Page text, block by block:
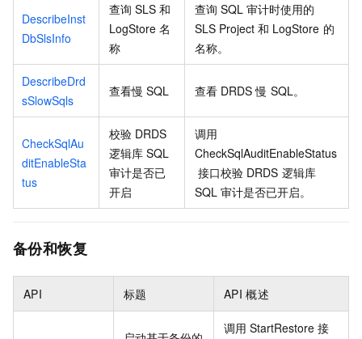
DescribeInst
DbSlsInfo
查询 SLS 和
LogStore 名
称
查询 SQL 审计时使用的
SLS Project 和 LogStore 的
名称。
DescribeDrd
sSlowSqls
查看慢 SQL 查看 DRDS 慢 SQL。
CheckSqlAu
ditEnableSta
tus
校验 DRDS
逻辑库 SQL
审计是否已
开启
调用
CheckSqlAuditEnableStatus
接口校验 DRDS 逻辑库
SQL 审计是否已开启。
备份和恢复
API 标题 API 概述
调用 StartRestore 接